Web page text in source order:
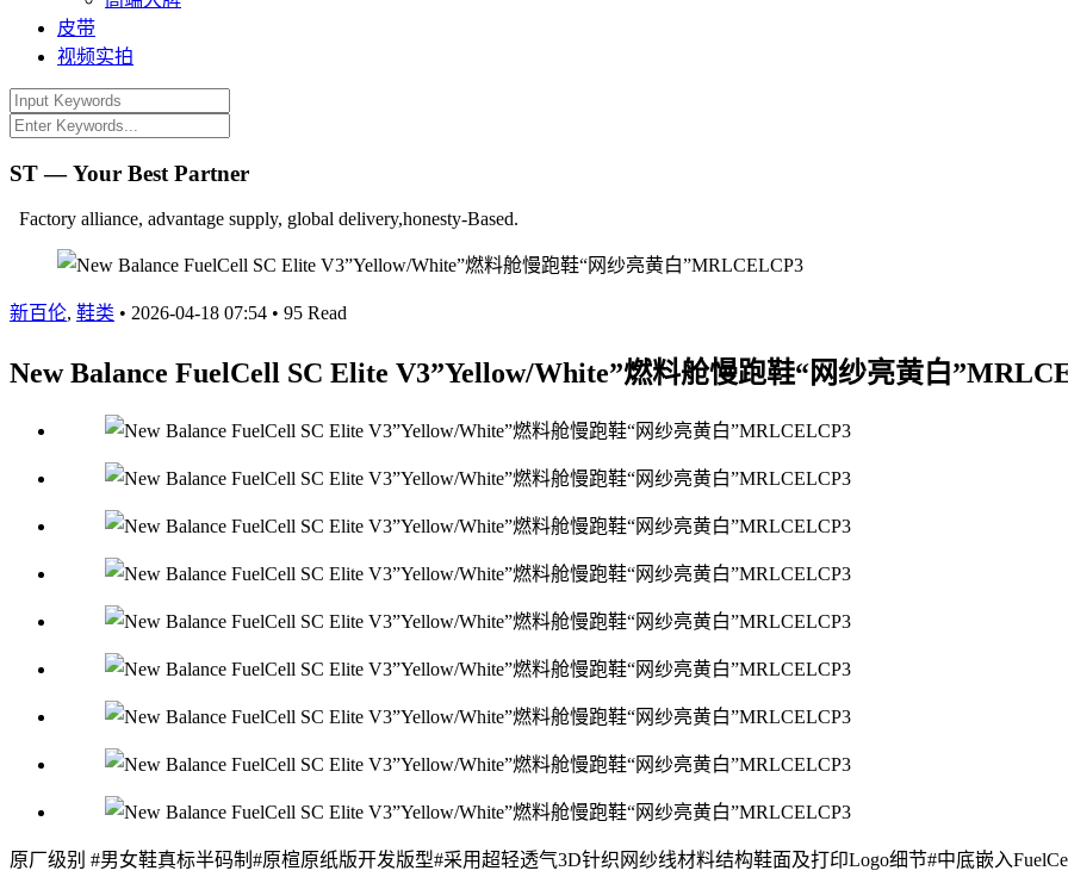
皮带
视频实拍
ST — Your Best Partner
Factory alliance, advantage supply, global delivery,honesty-Based.
新百伦, 鞋类 • 2026-04-18 07:54 • 95 Read
New Balance FuelCell SC Elite V3”Yellow/White”燃料舱慢跑鞋“网纱亮黄白
原厂级别 #男女鞋真标半码制#原楦原纸版开发版型#采用超轻透气3D针织网纱线材料结构鞋面及打印Logo细节#中底嵌入